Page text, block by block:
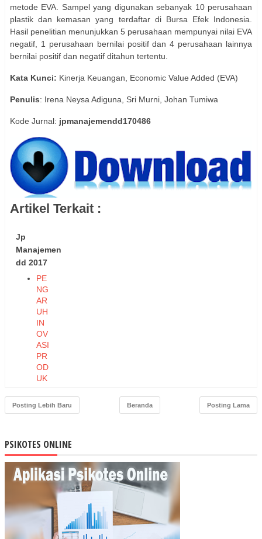
metode EVA. Sampel yang digunakan sebanyak 10 perusahaan
plastik dan kemasan yang terdaftar di Bursa Efek Indonesia.
Hasil penelitian menunjukkan 5 perusahaan mempunyai nilai EVA
negatif, 1 perusahaan bernilai positif dan 4 perusahaan lainnya
bernilai positif dan negatif ditahun tertentu.
Kata Kunci: Kinerja Keuangan, Economic Value Added (EVA)
Penulis: Irena Neysa Adiguna, Sri Murni, Johan Tumiwa
Kode Jurnal: jpmanajemendd170486
Artikel Terkait :
Jp
Manajemen
dd 2017
PE
NG
AR
UH
IN
OV
ASI
PR
OD
UK
HA
TE
RH
AD
AP
BE
MA
Posting Lebih Baru Posting Lama
Beranda
PSIKOTES ONLINE